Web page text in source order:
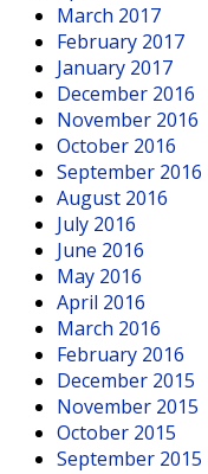
March 2017
February 2017
January 2017
December 2016
November 2016
October 2016
September 2016
August 2016
July 2016
June 2016
May 2016
April 2016
March 2016
February 2016
December 2015
November 2015
October 2015
September 2015